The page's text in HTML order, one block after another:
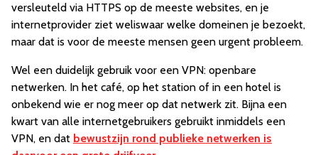
versleuteld via HTTPS op de meeste websites, en je
internetprovider ziet weliswaar welke domeinen je bezoekt,
maar dat is voor de meeste mensen geen urgent probleem.
Wel een duidelijk gebruik voor een VPN: openbare
netwerken. In het café, op het station of in een hotel is
onbekend wie er nog meer op dat netwerk zit. Bijna een
kwart van alle internetgebruikers gebruikt inmiddels een
VPN, en dat bewustzijn rond publieke netwerken is